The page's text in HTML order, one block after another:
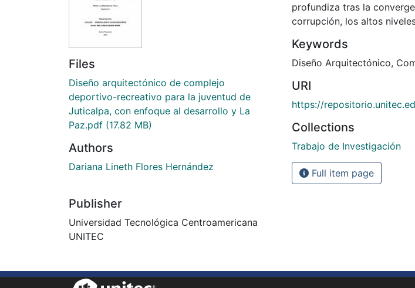
Files
Diseño arquitectónico de complejo
deportivo-recreativo para la juventud de
Juticalpa, con enfoque al desarrollo y La
Paz.pdf (17.82 MB)
Authors
Dariana Lineth Flores Hernández
Publisher
Universidad Tecnológica Centroamericana
UNITEC
profundiza tras la
corrupción, los altos
Keywords
Diseño Arquitectónico,
URI
https://
Collections
Trabajo de Investigación
Full item page